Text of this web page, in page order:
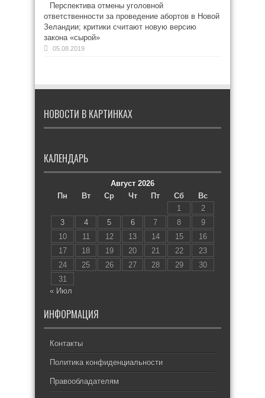
Перспектива отмены уголовной
ответственности за проведение абортов в Новой
Зеландии; критики считают новую версию
закона «сырой»
05.08.2019
НОВОСТИ В КАРТИНКАХ
КАЛЕНДАРЬ
Август 2026
Пн
Вт Ср Чт Пт Сб
Вс
1
2
3
4 5 6 7 8
9
10
11 12 13 14 15
16
17
18 19 20 21 22
23
24
25 26 27 28 29
30
31
« Июл
ИНФОРМАЦИЯ
Контакты
Политика конфиденциальности
Правообладателям